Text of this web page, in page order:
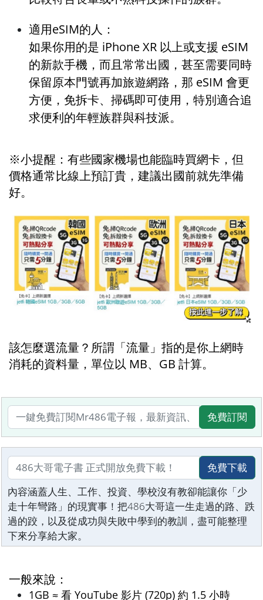
適用eSIM的人：
如果你用的是 iPhone XR 以上或支援 eSIM
的新款手機，而且常常出國，甚至需要同時
保留原本門號再加旅遊網路，那 eSIM 會更
方便，免拆卡、掃碼即可使用，特別適合追
求便利的年輕族群與科技派。
※小提醒：有些國家機場也能臨時買網卡，但
價格通常比線上預訂貴，建議出國前就先準備
好。
該怎麼選流量？所謂「流量」指的是你上網時
消耗的資料量，單位以 MB、GB 計算。
免費訂閱
免費下載
內容涵蓋人生、工作、投資、學校沒有教卻能讓你「少
走十年彎路」的現實事！把486大哥這一生走過的路、跌
過的跤，以及從成功與失敗中學到的教訓，盡可能整理
下來分享給大家。
一般來說：
1GB ≈ 看 YouTube 影片 (720p) 約 1.5 小時